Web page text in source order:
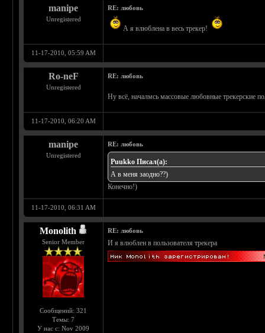
manipe
Unregistered
RE: любовь
А я влюблена в весь трекер!
11-17-2010, 05:59 AM
Ro-neF
Unregistered
RE: любовь
Ну всё, началмсь массовые любовные трекерские
11-17-2010, 06:20 AM
manipe
Unregistered
RE: любовь
Puukko Писал(а):
А в меня заодно??)
Конечно!)
11-17-2010, 06:31 AM
Monolith
Senior Member
Сообщений: 321
Темы: 7
У нас с: Nov 2009
RE: любовь
И я влюблен в пользователя трекера